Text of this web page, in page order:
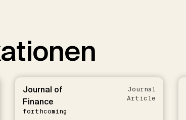
Journal of
Finance
forthcoming
Journal
Article